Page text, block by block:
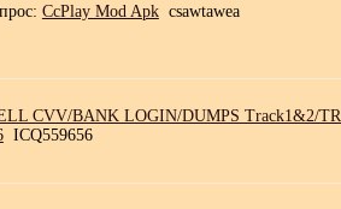
CcPlay Mod Apk csawtawea
CVV/BANK LOGIN/DUMPS Track1&2/
ICQ559656